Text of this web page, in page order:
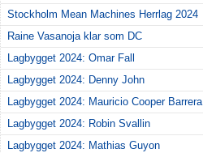
Stockholm Mean Machines Herrlag 2024
Raine Vasanoja klar som DC
Lagbygget 2024: Omar Fall
Lagbygget 2024: Denny John
Lagbygget 2024: Mauricio Cooper Barrera
Lagbygget 2024: Robin Svallin
Lagbygget 2024: Mathias Guyon